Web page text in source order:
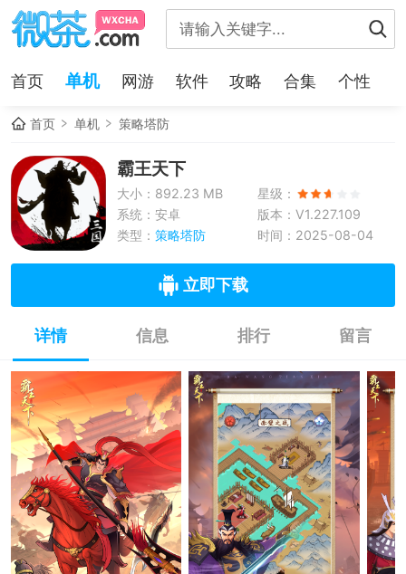
首页 单机 网游 软件 攻略 合集 个性
首页 单机 策略塔防
霸王天下
大小：892.23 MB
星级：
系统：安卓
版本：V1.227.109
类型： 策略塔防 时间：2025-08-04
立即下载
详情 信息 排行 留言